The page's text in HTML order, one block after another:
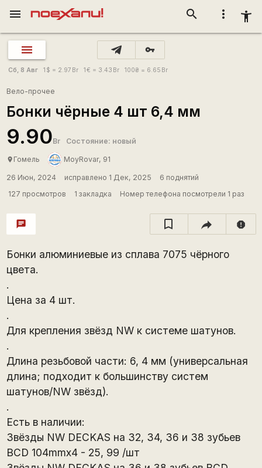
more_vert accessibility_new
search
menu
vpn_key
Сб, 8 Авг 1 $ = 2.97 Br 1€ = 3.43 Br 100₴ = 6.65 Br
Вело-прочее
Бонки чёрные 4 шт 6,4 мм
9.90Br Состояние: новый
place Гомель MoyRovar, 91
26 Июн, 2024 исправлено 1 Дек, 2025
6 поднятий
127 просмотров
1 закладка Номер телефона посмотрели 1 раз
chat report
Бонки алюминиевые из сплава 7075 чёрного
цвета.
.
Цена за 4 шт.
.
Для крепления звёзд NW к системе шатунов.
.
Длина резьбовой части: 6, 4 мм (универсальная
длина; подходит к большинству систем
шатунов/NW звёзд).
.
Есть в наличии:
Звёзды NW DECKAS на 32, 34, 36 и 38 зубьев
BCD 104mmx4 - 25, 99 /шт